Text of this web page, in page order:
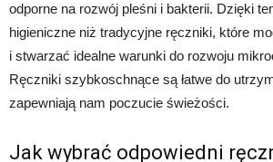
odporne na rozwój pleśni i bakterii. Dzięki
higieniczne niż tradycyjne ręczniki, które
i stwarzać idealne warunki do rozwoju
Ręczniki szybkoschnące są łatwe do
zapewniają nam poczucie świeżości.
Jak wybrać odpowiedni